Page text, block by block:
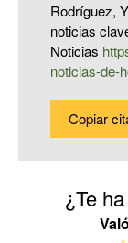
Rodríguez,
noticias
Noticias
noticias-de-
Copiar
¿Te